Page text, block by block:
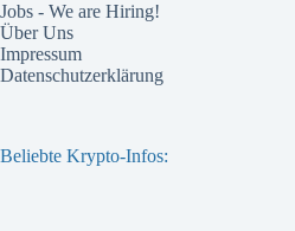
Jobs - We are Hiring!
Über Uns
Impressum
Datenschutzerklärung
Beliebte Krypto-Infos: